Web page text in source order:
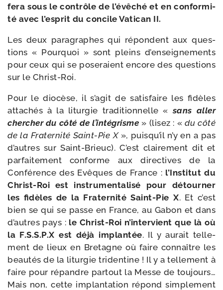
fera sous le contrôle de l’évêché et en confor­mi­
té avec l’esprit du concile Vatican II.
Les deux para­graphes qui répondent aux ques­
tions « Pourquoi » sont pleins d’enseignements
pour ceux qui se pose­raient encore des ques­tions
sur le Christ-Roi.
Pour le dio­cèse, il s’agit de satis­faire les fidèles
atta­chés à la litur­gie tra­di­tion­nelle «sans aller
cher­cher du côté de l’intégrisme » (lisez : «du côté
de la Fraternité Saint-​Pie X», puisqu’il n’y en a pas
d’autres sur Saint-​Brieuc). C’est clai­re­ment dit et
par­fai­te­ment conforme aux direc­tives de la
Conférence des Evêques de France : l’Institut du
Christ-​Roi est ins­tru­men­ta­li­sé pour détour­ner
les fidèles de la Fraternité Saint-​Pie X. Et c’est
bien se qui se passe en France, au Gabon et dans
d’autres pays : le Christ-​Roi n’intervient que là où
la F.S.S.P.X est déjà implan­tée. Il y aurait tel­le­
ment de lieux en Bretagne où faire connaître les
beau­tés de la litur­gie tri­den­tine ! Il y a tel­le­ment à
faire pour répandre par­tout la Messe de tou­jours…
Mais non, cette implan­ta­tion répond sim­ple­ment